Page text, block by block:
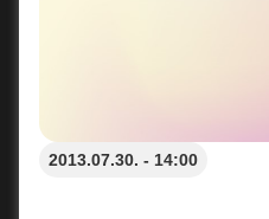
2013.07.30. - 14:00